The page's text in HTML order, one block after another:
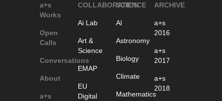
a+s
Works
Open
Calls
Conversations
About
a+s
COLLABORATION
Ai Lab
Art &
Science
EMAP
EU
Digital
SCIENCE
Al
Astronomy
Biology
Climate
Mathematics
ARCHIVE
a+s
2016
a+s
2017
a+s
2018